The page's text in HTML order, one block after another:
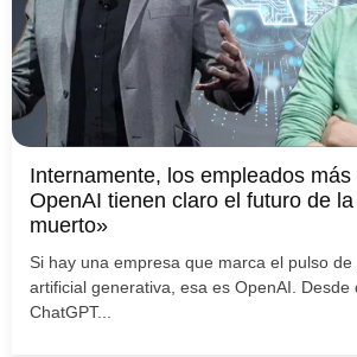
Internamente, los empleados
OpenAI tienen claro el futuro de
muerto»
Si hay una empresa que marca el pulso de
artificial generativa, esa es OpenAI. Desde
ChatGPT...